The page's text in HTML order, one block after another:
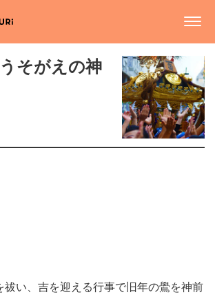
そがえの神
祓い、吉を迎える行事で旧年の鷽を神前